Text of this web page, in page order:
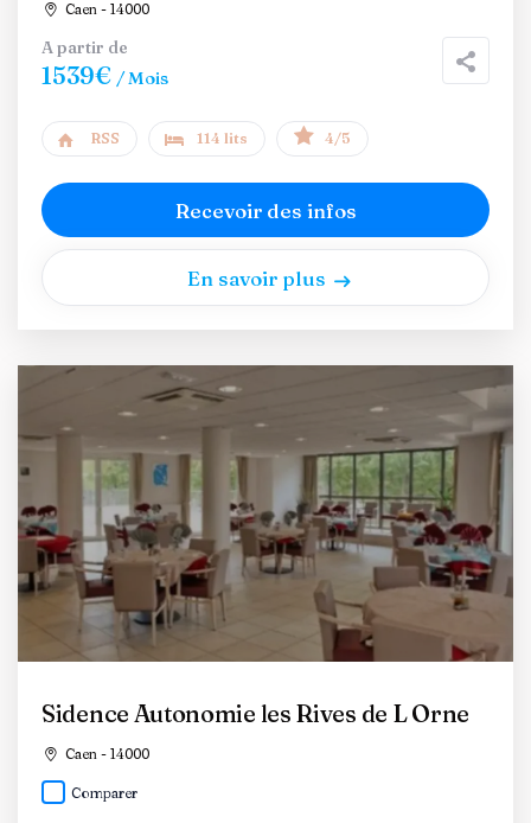
Caen - 14000
A partir de
1539€ / Mois
RSS 114 lits 4/5
Recevoir des infos
En savoir plus
Sidence Autonomie les Rives de L Orne
Caen - 14000
Comparer